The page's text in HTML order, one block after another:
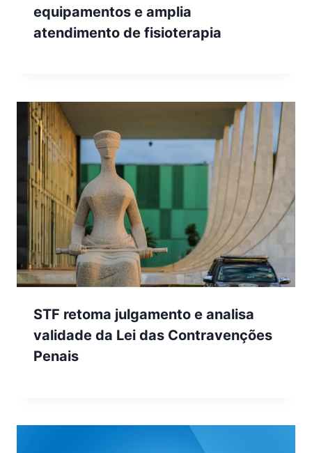
equipamentos e amplia
atendimento de fisioterapia
STF retoma julgamento e analisa
validade da Lei das Contravenções
Penais